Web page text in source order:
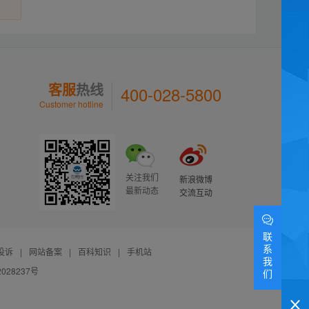
客服热线
Customer hotline 400-028-5800
关注我们
最新动态
新浪微博
交流互动
诉 | 网站备案 | 百科知识 |
手机站
号
联
系
我
们